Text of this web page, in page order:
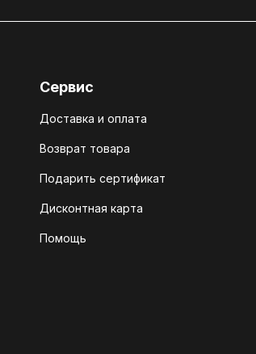
Сервис
Доставка и оплата
Возврат товара
Подарить сертификат
Дисконтная карта
Помощь